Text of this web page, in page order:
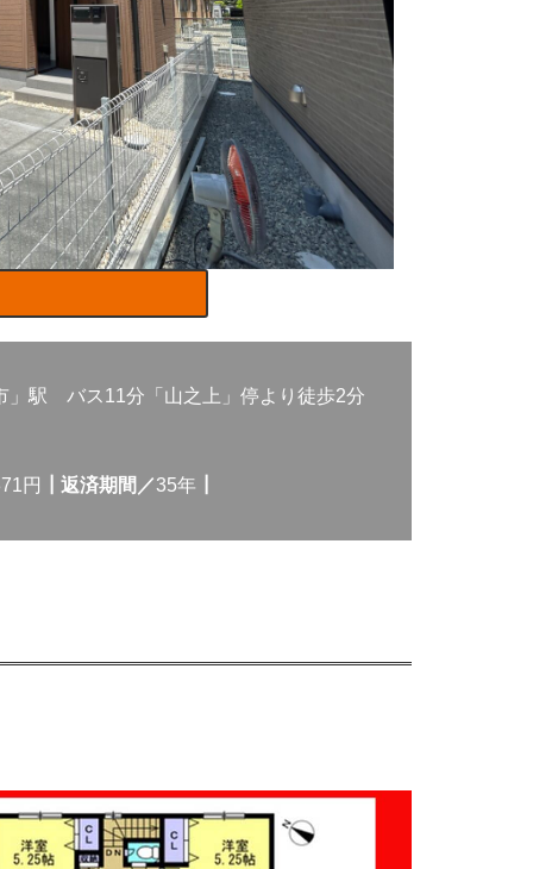
駅 バス11分「山之上」停より徒歩2分
円 ┃返済期間／35年